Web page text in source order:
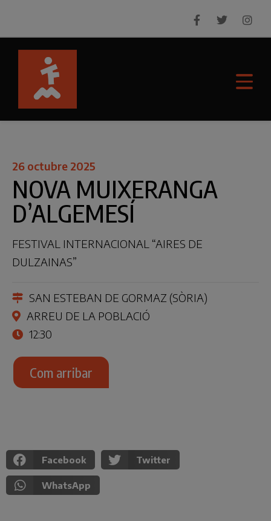
26 octubre 2025
NOVA MUIXERANGA
D’ALGEMESÍ
FESTIVAL INTERNACIONAL “AIRES DE
DULZAINAS”
SAN ESTEBAN DE GORMAZ (SÒRIA)
ARREU DE LA POBLACIÓ
12:30
Com arribar
Facebook Twitter
WhatsApp